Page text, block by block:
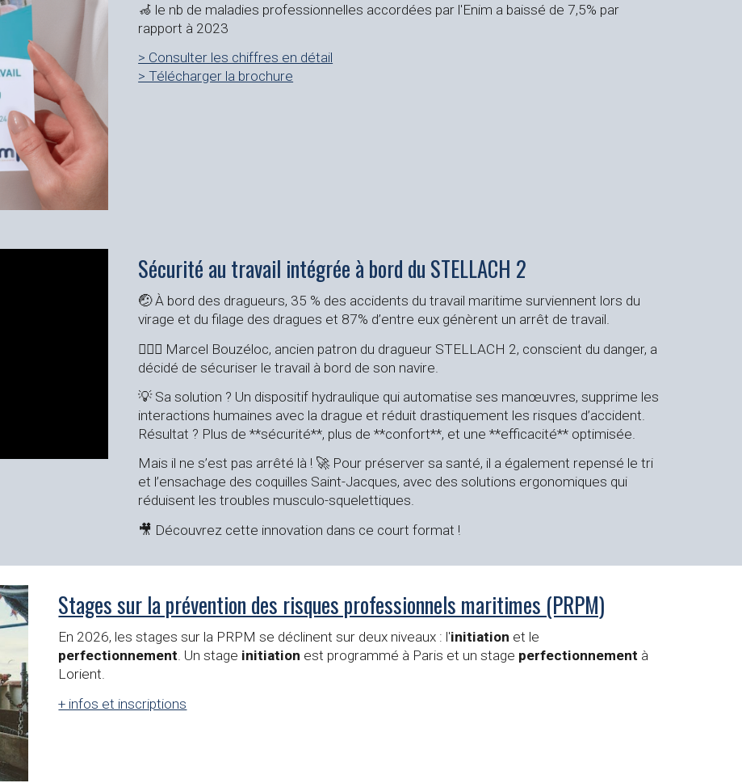
🦽 le nb de maladies professionnelles accordées par l'Enim a baissé de 7,5% par
rapport à 2023
> Consulter les chiffres en détail
> Télécharger la brochure
Sécurité au travail intégrée à bord du STELLACH 2
🤕 À bord des dragueurs, 35 % des accidents du travail maritime surviennent lors du
virage et du filage des dragues et 87% d’entre eux génèrent un arrêt de travail.
💁🏻‍♂️ Marcel Bouzéloc, ancien patron du dragueur STELLACH 2, conscient du danger, a
décidé de sécuriser le travail à bord de son navire.
💡 Sa solution ? Un dispositif hydraulique qui automatise ses manœuvres, supprime les
interactions humaines avec la drague et réduit drastiquement les risques d’accident.
Résultat ? Plus de **sécurité**, plus de **confort**, et une **efficacité** optimisée.
Mais il ne s’est pas arrêté là ! 🚀 Pour préserver sa santé, il a également repensé le tri
et l’ensachage des coquilles Saint-Jacques, avec des solutions ergonomiques qui
réduisent les troubles musculo-squelettiques.
🎥 Découvrez cette innovation dans ce court format !
Stages sur la prévention des risques professionnels maritimes (PRPM)
En 2026, les stages sur la PRPM se déclinent sur deux niveaux : l'initiation et le
perfectionnement. Un stage initiation est programmé à Paris et un stage perfectionnement à
Lorient.
+ infos et inscriptions